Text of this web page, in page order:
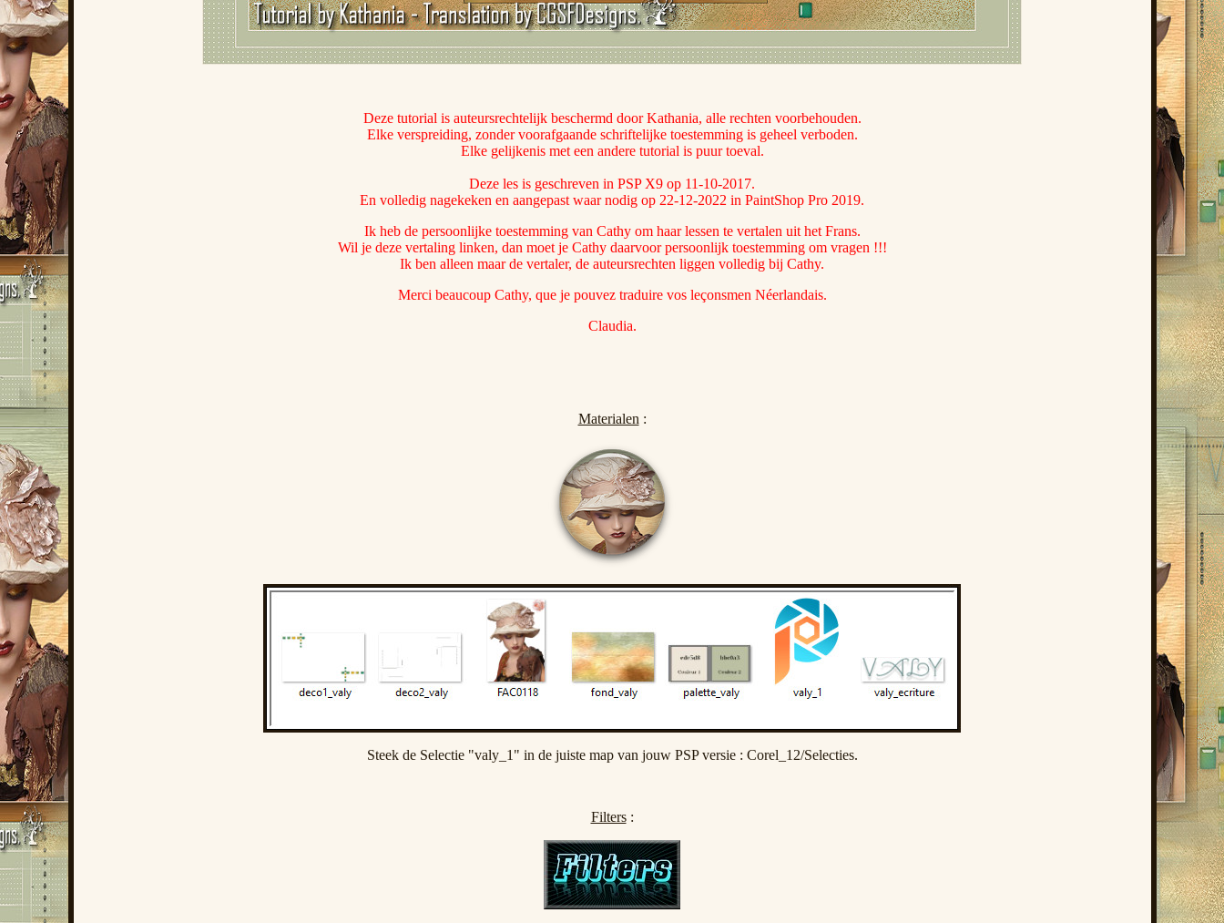
Deze tutorial is auteursrechtelijk beschermd door Kathania, alle rechten voorbehouden.
Elke verspreiding, zonder voorafgaande schriftelijke toestemming is geheel verboden.
Elke gelijkenis met een andere tutorial is puur toeval.
Deze les is geschreven in PSP X9 op 11-10-2017.
En volledig nagekeken en aangepast waar nodig op 22-12-2022 in PaintShop Pro 2019.
Ik heb de persoonlijke toestemming van Cathy om haar lessen te vertalen uit het Frans.
Wil je deze vertaling linken, dan moet je Cathy daarvoor persoonlijk toestemming om vragen !!!
Ik ben alleen maar de vertaler, de auteursrechten liggen volledig bij Cathy.
Merci beaucoup Cathy, que je pouvez traduire vos leçonsmen Néerlandais.
Claudia.
Materialen :
Steek de Selectie "valy_1" in de juiste map van jouw PSP versie : Corel_12/Selecties.
Filters: